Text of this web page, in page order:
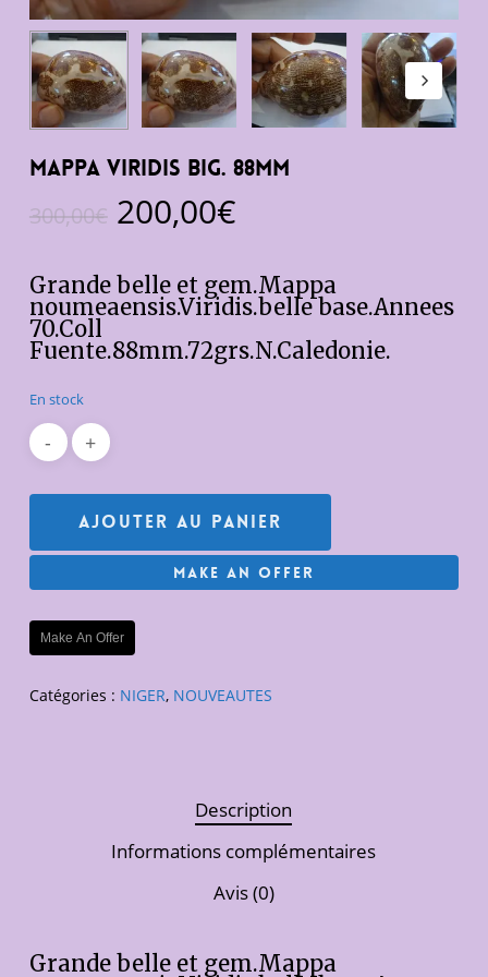
Mappa viridis Big. 88mm
300,00€ Le
prix
initial
était :
300,00€.
200,00€Le
actuel
est :
200,00€.
Grande belle et gem.Mappa
noumeaensis.Viridis.belle base.Annees
70.Coll
Fuente.88mm.72grs.N.Caledonie.
En stock
Ajouter Au Panier
Make An Offer
Make An Offer
Catégories : NIGER, NOUVEAUTES
Description
Informations complémentaires
Avis (0)
Grande belle et gem.Mappa